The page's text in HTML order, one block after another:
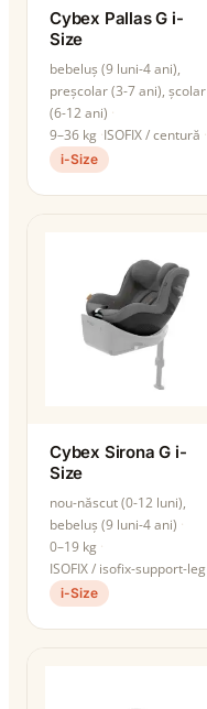
Cybex Pallas G i-
Size
bebeluș (9 luni-4 ani),
preșcolar (3-7 ani), școlar
(6-12 ani)
9–36 kg ISOFIX / centură
i-Size
Cybex Sirona G i-
Size
nou-născut (0-12 luni),
bebeluș (9 luni-4 ani)
0–19 kg
ISOFIX / isofix-support-leg
i-Size